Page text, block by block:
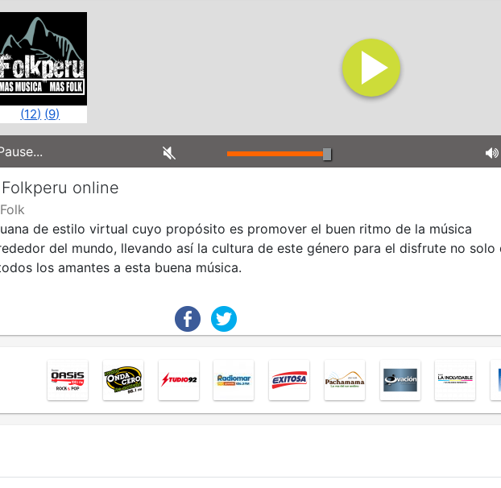
(12) (9)
online
de estilo virtual cuyo propósito es promover el buen ritmo de la música
del mundo, llevando así la cultura de este género para el disfrute no solo
los amantes a esta buena música.